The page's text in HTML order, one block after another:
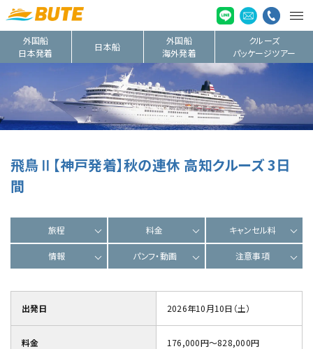
外国船
日本発着
日本船
外国船
海外発着
クルーズ
パッケージツアー
飛鳥Ⅱ【神戸発着】秋の連休 高知クルーズ 3日
間
旅程 料金 キャンセル料
情報 パンフ・動画 注意事項
出発日 2026年10月10日（土）
料金 176,000円～828,000円